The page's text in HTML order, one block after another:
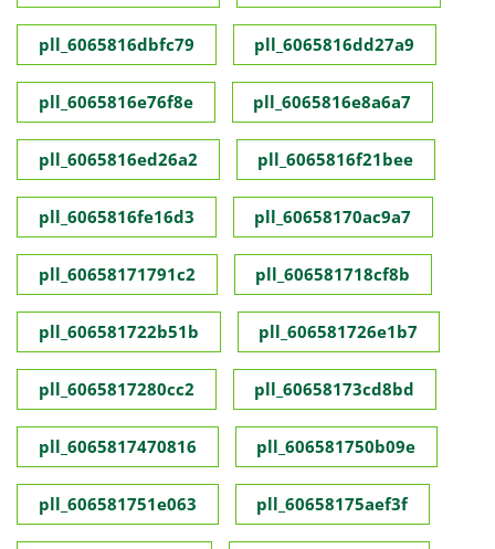
pll_6065816dbfc79 pll_6065816dd27a9
pll_6065816e76f8e pll_6065816e8a6a7
pll_6065816ed26a2 pll_6065816f21bee
pll_6065816fe16d3 pll_60658170ac9a7
pll_60658171791c2 pll_606581718cf8b
pll_606581722b51b pll_606581726e1b7
pll_6065817280cc2 pll_60658173cd8bd
pll_6065817470816 pll_606581750b09e
pll_606581751e063 pll_60658175aef3f